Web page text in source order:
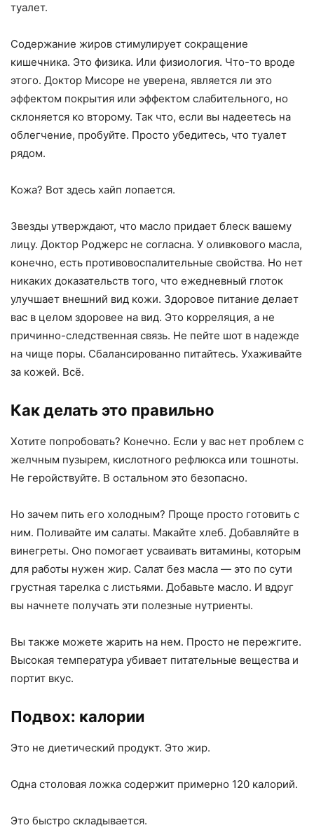
туалет.
Содержание жиров стимулирует сокращение
кишечника. Это физика. Или физиология. Что-то вроде
этого. Доктор Мисоре не уверена, является ли это
эффектом покрытия или эффектом слабительного, но
склоняется ко второму. Так что, если вы надеетесь на
облегчение, пробуйте. Просто убедитесь, что туалет
рядом.
Кожа? Вот здесь хайп лопается.
Звезды утверждают, что масло придает блеск вашему
лицу. Доктор Роджерс не согласна. У оливкового масла,
конечно, есть противовоспалительные свойства. Но нет
никаких доказательств того, что ежедневный глоток
улучшает внешний вид кожи. Здоровое питание делает
вас в целом здоровее на вид. Это корреляция, а не
причинно-следственная связь. Не пейте шот в надежде
на чище поры. Сбалансированно питайтесь. Ухаживайте
за кожей. Всё.
Как делать это правильно
Хотите попробовать? Конечно. Если у вас нет проблем с
желчным пузырем, кислотного рефлюкса или тошноты.
Не геройствуйте. В остальном это безопасно.
Но зачем пить его холодным? Проще просто готовить с
ним. Поливайте им салаты. Макайте хлеб. Добавляйте в
винегреты. Оно помогает усваивать витамины, которым
для работы нужен жир. Салат без масла — это по сути
грустная тарелка с листьями. Добавьте масло. И вдруг
вы начнете получать эти полезные нутриенты.
Вы также можете жарить на нем. Просто не пережгите.
Высокая температура убивает питательные вещества и
портит вкус.
Подвох: калории
Это не диетический продукт. Это жир.
Одна столовая ложка содержит примерно 120 калорий.
Это быстро складывается.